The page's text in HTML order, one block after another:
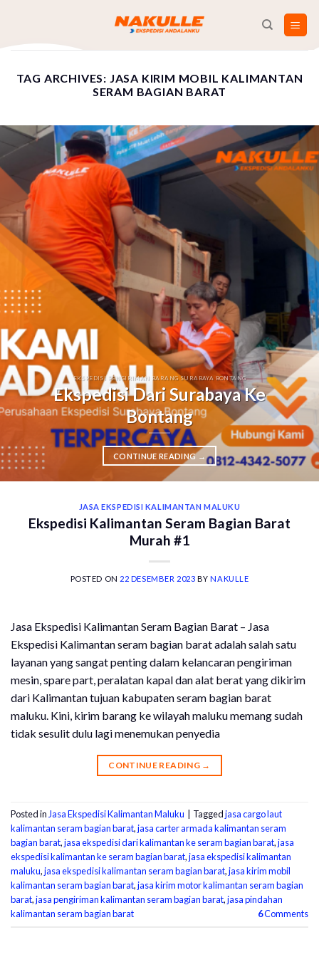
content
TAG ARCHIVES: JASA KIRIM MOBIL KALIMANTAN
SERAM BAGIAN BARAT
EKSPEDISI PENGIRIMAN BARANG SURABAYA BONTANG
Ekspedisi Dari Surabaya Ke
Bontang
CONTINUE READING →
JASA EKSPEDISI KALIMANTAN MALUKU
Ekspedisi Kalimantan Seram Bagian Barat
Murah #1
POSTED ON 22 DESEMBER 2023 BYNAKULLE
Jasa Ekspedisi Kalimantan Seram Bagian Barat – Jasa
Ekspedisi Kalimantan seram bagian barat adalah salah satu
layanan yang sangat penting dalam kelancaran pengiriman
mesin, spare part, peralatan kapal dan alat berat yang dikirim
dari Kalimantan tujuan kabupaten seram bagian barat
maluku. Kini, kirim barang ke wilayah maluku memang sudah
tidak sesulit dulu lagi menemukan penyedia
CONTINUE READING →
Posted in Jasa Ekspedisi Kalimantan Maluku Taggedjasa cargo laut
kalimantan seram bagian barat,jasa carter armada kalimantan seram
bagian barat,jasa ekspedisi dari kalimantan ke seram bagian barat,jasa
ekspedisi kalimantan ke seram bagian barat,jasa ekspedisi kalimantan
maluku,jasa ekspedisi kalimantan seram bagian barat,jasa kirim mobil
kalimantan seram bagian barat,jasa kirim motor kalimantan seram bagian
barat,jasa pengiriman kalimantan seram bagian barat,jasa pindahan
kalimantan seram bagian barat
6Comments